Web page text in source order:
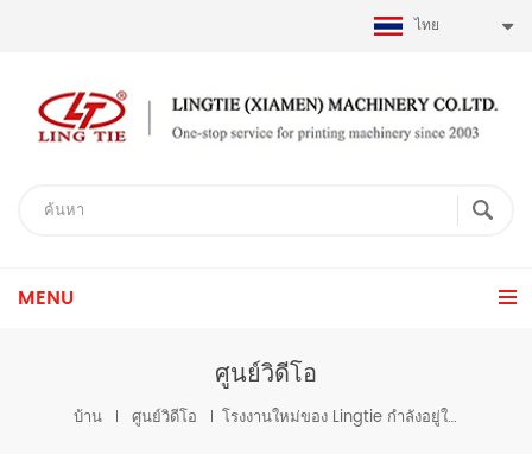
ไทย
MENU
ศูนย์วิดีโอ
บ้าน ศูนย์วิดีโอ โรงงานใหม่ของ Lingtie กำลังอยู่ในระหว่างการเตรียมการ คาดว่าจะย้ายเข้าสู่โรงงานใหม่ในเดือนตุลาคม